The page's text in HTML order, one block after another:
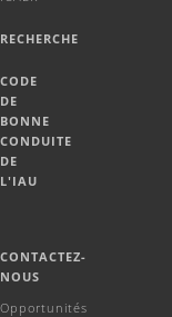
RECHERCHE
CODE
DE
BONNE
CONDUITE
DE
L'IAU
CONTACTEZ-
NOUS
Opportunités